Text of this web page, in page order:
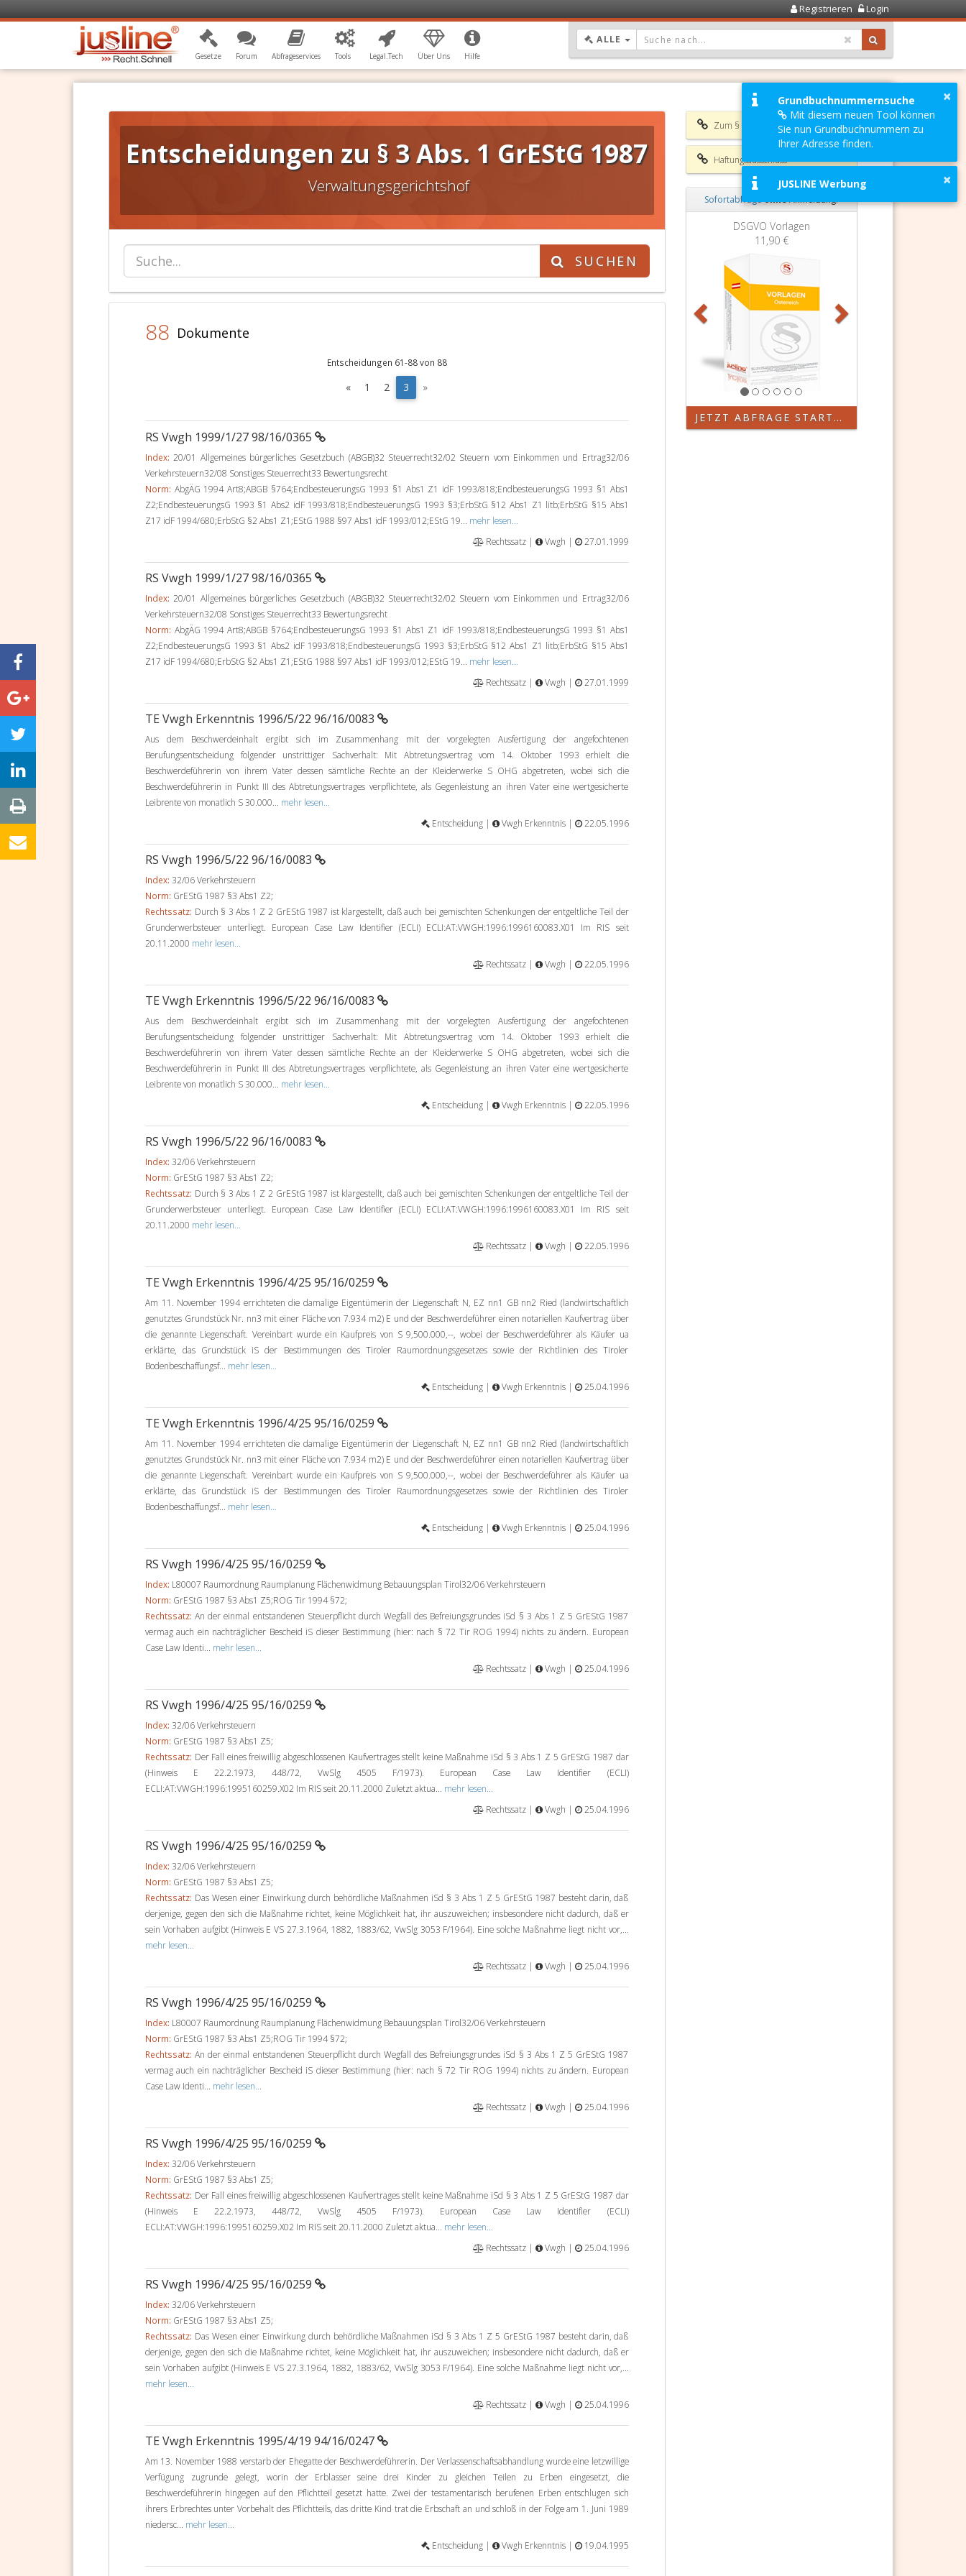
Registrieren Login
Gesetze Forum Abfrageservices Tools Legal.Tech Über Uns Hilfe
ALLE DROPDOWN: GEWÄHLTER WERT IST ALLE
Entscheidungen zu § 3 Abs. 1 GrEStG 1987
Verwaltungsgerichtshof
SUCHEN
88 Dokumente
Entscheidungen 61-88 von 88
« 1 2 3
c
e
t
)
»
RS Vwgh 1999/1/27 98/16/0365
Index: 20/01 Allgemeines bürgerliches Gesetzbuch (ABGB)32 Steuerrecht32/02 Steuern vom Einkommen und Ertrag32/06
Verkehrsteuern32/08 Sonstiges Steuerrecht33 Bewertungsrecht
Norm: AbgÄG 1994 Art8;ABGB §764;EndbesteuerungsG 1993 §1 Abs1 Z1 idF 1993/818;EndbesteuerungsG 1993 §1 Abs1
Z2;EndbesteuerungsG 1993 §1 Abs2 idF 1993/818;EndbesteuerungsG 1993 §3;ErbStG §12 Abs1 Z1 litb;ErbStG §15 Abs1
Z17 idF 1994/680;ErbStG §2 Abs1 Z1;EStG 1988 §97 Abs1 idF 1993/012;EStG 19... mehr lesen...
Rechtssatz |
Vwgh | 27.01.1999
RS Vwgh 1999/1/27 98/16/0365
Index: 20/01 Allgemeines bürgerliches Gesetzbuch (ABGB)32 Steuerrecht32/02 Steuern vom Einkommen und Ertrag32/06
Verkehrsteuern32/08 Sonstiges Steuerrecht33 Bewertungsrecht
Norm: AbgÄG 1994 Art8;ABGB §764;EndbesteuerungsG 1993 §1 Abs1 Z1 idF 1993/818;EndbesteuerungsG 1993 §1 Abs1
Z2;EndbesteuerungsG 1993 §1 Abs2 idF 1993/818;EndbesteuerungsG 1993 §3;ErbStG §12 Abs1 Z1 litb;ErbStG §15 Abs1
Z17 idF 1994/680;ErbStG §2 Abs1 Z1;EStG 1988 §97 Abs1 idF 1993/012;EStG 19... mehr lesen...
Rechtssatz |
Vwgh | 27.01.1999
TE Vwgh Erkenntnis 1996/5/22 96/16/0083
Aus dem Beschwerdeinhalt ergibt sich im Zusammenhang mit der vorgelegten Ausfertigung der angefochtenen
Berufungsentscheidung folgender unstrittiger Sachverhalt: Mit Abtretungsvertrag vom 14. Oktober 1993 erhielt die
Beschwerdeführerin von ihrem Vater dessen sämtliche Rechte an der Kleiderwerke S OHG abgetreten, wobei sich die
Beschwerdeführerin in Punkt III des Abtretungsvertrages verpflichtete, als Gegenleistung an ihren Vater eine wertgesicherte
Leibrente von monatlich S 30.000... mehr lesen...
Entscheidung |
Vwgh Erkenntnis | 22.05.1996
RS Vwgh 1996/5/22 96/16/0083
Index: 32/06 Verkehrsteuern
Norm: GrEStG 1987 §3 Abs1 Z2;
Rechtssatz: Durch § 3 Abs 1 Z 2 GrEStG 1987 ist klargestellt, daß auch bei gemischten Schenkungen der entgeltliche Teil der
Grunderwerbsteuer unterliegt. European Case Law Identifier (ECLI) ECLI:AT:VWGH:1996:1996160083.X01 Im RIS seit
20.11.2000 mehr lesen...
Rechtssatz |
Vwgh | 22.05.1996
TE Vwgh Erkenntnis 1996/5/22 96/16/0083
Aus dem Beschwerdeinhalt ergibt sich im Zusammenhang mit der vorgelegten Ausfertigung der angefochtenen
Berufungsentscheidung folgender unstrittiger Sachverhalt: Mit Abtretungsvertrag vom 14. Oktober 1993 erhielt die
Beschwerdeführerin von ihrem Vater dessen sämtliche Rechte an der Kleiderwerke S OHG abgetreten, wobei sich die
Beschwerdeführerin in Punkt III des Abtretungsvertrages verpflichtete, als Gegenleistung an ihren Vater eine wertgesicherte
Leibrente von monatlich S 30.000... mehr lesen...
Entscheidung |
Vwgh Erkenntnis | 22.05.1996
RS Vwgh 1996/5/22 96/16/0083
Index: 32/06 Verkehrsteuern
Norm: GrEStG 1987 §3 Abs1 Z2;
Rechtssatz: Durch § 3 Abs 1 Z 2 GrEStG 1987 ist klargestellt, daß auch bei gemischten Schenkungen der entgeltliche Teil der
Grunderwerbsteuer unterliegt. European Case Law Identifier (ECLI) ECLI:AT:VWGH:1996:1996160083.X01 Im RIS seit
20.11.2000 mehr lesen...
Rechtssatz |
Vwgh | 22.05.1996
TE Vwgh Erkenntnis 1996/4/25 95/16/0259
Am 11. November 1994 errichteten die damalige Eigentümerin der Liegenschaft N, EZ nn1 GB nn2 Ried (landwirtschaftlich
genutztes Grundstück Nr. nn3 mit einer Fläche von 7.934 m2) E und der Beschwerdeführer einen notariellen Kaufvertrag über
die genannte Liegenschaft. Vereinbart wurde ein Kaufpreis von S 9,500.000,--, wobei der Beschwerdeführer als Käufer ua
erklärte, das Grundstück iS der Bestimmungen des Tiroler Raumordnungsgesetzes sowie der Richtlinien des Tiroler
Bodenbeschaffungsf... mehr lesen...
Entscheidung |
Vwgh Erkenntnis | 25.04.1996
TE Vwgh Erkenntnis 1996/4/25 95/16/0259
Am 11. November 1994 errichteten die damalige Eigentümerin der Liegenschaft N, EZ nn1 GB nn2 Ried (landwirtschaftlich
genutztes Grundstück Nr. nn3 mit einer Fläche von 7.934 m2) E und der Beschwerdeführer einen notariellen Kaufvertrag über
die genannte Liegenschaft. Vereinbart wurde ein Kaufpreis von S 9,500.000,--, wobei der Beschwerdeführer als Käufer ua
erklärte, das Grundstück iS der Bestimmungen des Tiroler Raumordnungsgesetzes sowie der Richtlinien des Tiroler
Bodenbeschaffungsf... mehr lesen...
Entscheidung |
Vwgh Erkenntnis | 25.04.1996
RS Vwgh 1996/4/25 95/16/0259
Index: L80007 Raumordnung Raumplanung Flächenwidmung Bebauungsplan Tirol32/06 Verkehrsteuern
Norm: GrEStG 1987 §3 Abs1 Z5;ROG Tir 1994 §72;
Rechtssatz: An der einmal entstandenen Steuerpflicht durch Wegfall des Befreiungsgrundes iSd § 3 Abs 1 Z 5 GrEStG 1987
vermag auch ein nachträglicher Bescheid iS dieser Bestimmung (hier: nach § 72 Tir ROG 1994) nichts zu ändern. European
Case Law Identi... mehr lesen...
Rechtssatz |
Vwgh | 25.04.1996
RS Vwgh 1996/4/25 95/16/0259
Index: 32/06 Verkehrsteuern
Norm: GrEStG 1987 §3 Abs1 Z5;
Rechtssatz: Der Fall eines freiwillig abgeschlossenen Kaufvertrages stellt keine Maßnahme iSd § 3 Abs 1 Z 5 GrEStG 1987 dar
(Hinweis E 22.2.1973, 448/72, VwSlg 4505 F/1973). European Case Law Identifier (ECLI)
ECLI:AT:VWGH:1996:1995160259.X02 Im RIS seit 20.11.2000 Zuletzt aktua... mehr lesen...
Rechtssatz |
Vwgh | 25.04.1996
RS Vwgh 1996/4/25 95/16/0259
Index: 32/06 Verkehrsteuern
Norm: GrEStG 1987 §3 Abs1 Z5;
Rechtssatz: Das Wesen einer Einwirkung durch behördliche Maßnahmen iSd § 3 Abs 1 Z 5 GrEStG 1987 besteht darin, daß
derjenige, gegen den sich die Maßnahme richtet, keine Möglichkeit hat, ihr auszuweichen; insbesondere nicht dadurch, daß er
sein Vorhaben aufgibt (Hinweis E VS 27.3.1964, 1882, 1883/62, VwSlg 3053 F/1964). Eine solche Maßnahme liegt nicht vor,...
mehr lesen...
Rechtssatz |
Vwgh | 25.04.1996
RS Vwgh 1996/4/25 95/16/0259
Index: L80007 Raumordnung Raumplanung Flächenwidmung Bebauungsplan Tirol32/06 Verkehrsteuern
Norm: GrEStG 1987 §3 Abs1 Z5;ROG Tir 1994 §72;
Rechtssatz: An der einmal entstandenen Steuerpflicht durch Wegfall des Befreiungsgrundes iSd § 3 Abs 1 Z 5 GrEStG 1987
vermag auch ein nachträglicher Bescheid iS dieser Bestimmung (hier: nach § 72 Tir ROG 1994) nichts zu ändern. European
Case Law Identi... mehr lesen...
Rechtssatz |
Vwgh | 25.04.1996
RS Vwgh 1996/4/25 95/16/0259
Index: 32/06 Verkehrsteuern
Norm: GrEStG 1987 §3 Abs1 Z5;
Rechtssatz: Der Fall eines freiwillig abgeschlossenen Kaufvertrages stellt keine Maßnahme iSd § 3 Abs 1 Z 5 GrEStG 1987 dar
(Hinweis E 22.2.1973, 448/72, VwSlg 4505 F/1973). European Case Law Identifier (ECLI)
ECLI:AT:VWGH:1996:1995160259.X02 Im RIS seit 20.11.2000 Zuletzt aktua... mehr lesen...
Rechtssatz |
Vwgh | 25.04.1996
RS Vwgh 1996/4/25 95/16/0259
Index: 32/06 Verkehrsteuern
Norm: GrEStG 1987 §3 Abs1 Z5;
Rechtssatz: Das Wesen einer Einwirkung durch behördliche Maßnahmen iSd § 3 Abs 1 Z 5 GrEStG 1987 besteht darin, daß
derjenige, gegen den sich die Maßnahme richtet, keine Möglichkeit hat, ihr auszuweichen; insbesondere nicht dadurch, daß er
sein Vorhaben aufgibt (Hinweis E VS 27.3.1964, 1882, 1883/62, VwSlg 3053 F/1964). Eine solche Maßnahme liegt nicht vor,...
mehr lesen...
Rechtssatz |
Vwgh | 25.04.1996
TE Vwgh Erkenntnis 1995/4/19 94/16/0247
Am 13. November 1988 verstarb der Ehegatte der Beschwerdeführerin. Der Verlassenschaftsabhandlung wurde eine letzwillige
Verfügung zugrunde gelegt, worin der Erblasser seine drei Kinder zu gleichen Teilen zu Erben eingesetzt, die
Beschwerdeführerin hingegen auf den Pflichtteil gesetzt hatte. Zwei der testamentarisch berufenen Erben entschlugen sich
ihrers Erbrechtes unter Vorbehalt des Pflichtteils, das dritte Kind trat die Erbschaft an und schloß in der Folge am 1. Juni 1989
niedersc... mehr lesen...
Entscheidung |
Vwgh Erkenntnis | 19.04.1995
Zum § 3 GrEStG 1987
Haftungsausschluss
SofortabfrageohneAnmeldung!
DSGVO Vorlagen
Grundbuchauszug
11,90 €
Zurück
JETZT ABFRAGE STARTEN
×
Grundbuchnummernsuche
Mit diesem neuen Tool können
Sie nun Grundbuchnummern zu
Ihrer Adresse finden.
×
JUSLINE Werbung